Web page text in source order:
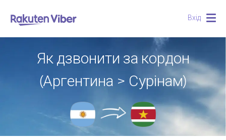
Вхід
Як дзвонити за кордон
(Аргентина > Сурінам)